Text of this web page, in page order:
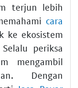
terjun lebih
cara
ke ekosistem
periksa
mengambil
Dengan